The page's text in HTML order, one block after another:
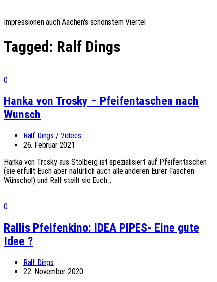
Impressionen auch Aachen's schönstem Viertel
Tagged: Ralf Dings
0
Hanka von Trosky – Pfeifentaschen nach
Wunsch
Ralf Dings / Videos
26. Februar 2021
Hanka von Trosky aus Stolberg ist spezialisiert auf Pfeifentaschen
(sie erfüllt Euch aber natürlich auch alle anderen Eurer Taschen-
Wünsche!) und Ralf stellt sie Euch...
0
Rallis Pfeifenkino: IDEA PIPES- Eine gute
Idee ?
Ralf Dings
22. November 2020